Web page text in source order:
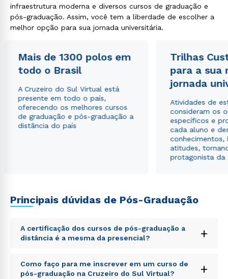
infraestrutura moderna e diversos cursos de graduação e
pós-graduação. Assim, você tem a liberdade de escolher a
melhor opção para sua jornada universitária.
Mais de 1300 polos em
todo o Brasil
A Cruzeiro do Sul Virtual está
presente em todo o país,
oferecendo os melhores cursos
de graduação e pós-graduação a
distância do país
Trilhas
para a sua
jornada
Atividades de
consideram os
específicos e
cada aluno e
conhecimentos,
atitudes,
protagonista da
Principais dúvidas de Pós-Graduação
A certificação dos cursos de pós-graduação a
distância é a mesma da presencial?
+
Sed ut perspiciatis unde omnis iste natus error sit
voluptatem accusantium doloremque laudantium,
Como faço para me inscrever em um curso de
pós-graduação na Cruzeiro do Sul Virtual?
+
envio de conteúdos da Cruzeiro do Sul.